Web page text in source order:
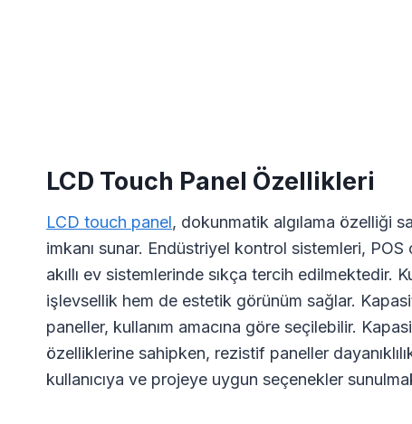
LCD Touch Panel Özellikleri
LCD touch panel, dokunmatik algılama özelliği
imkanı sunar. Endüstriyel kontrol sistemleri,
akıllı ev sistemlerinde sıkça tercih edilmektedir.
işlevsellik hem de estetik görünüm sağlar.
paneller, kullanım amacına göre seçilebilir.
özelliklerine sahipken, rezistif paneller
kullanıcıya ve projeye uygun seçenekler